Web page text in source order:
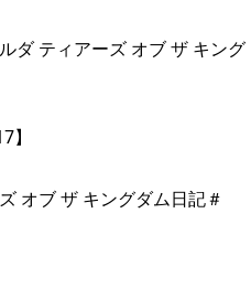
ダ ティアーズ オブ ザ キング
オブ ザ キングダム日記＃